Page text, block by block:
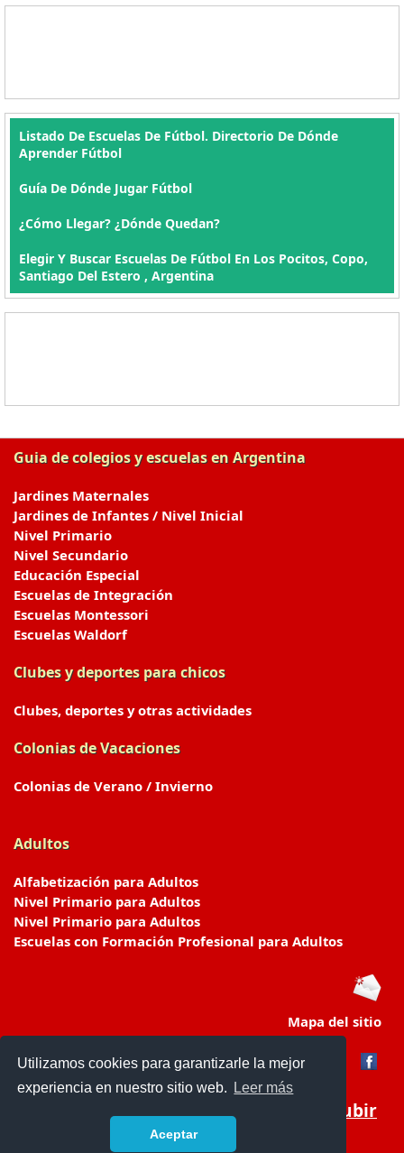
Utilizamos cookies para garantizarle la mejor
experiencia en nuestro sitio web.
Leer más
Aceptar
Listado De Escuelas De Fútbol. Directorio De Dónde
Aprender Fútbol
Guía De Dónde Jugar Fútbol
¿Cómo Llegar? ¿Dónde Quedan?
Elegir Y Buscar Escuelas De Fútbol En Los Pocitos, Copo,
Santiago Del Estero , Argentina
Guia de colegios y escuelas en Argentina
Jardines Maternales
Jardines de Infantes / Nivel Inicial
Nivel Primario
Nivel Secundario
Educación Especial
Escuelas de Integración
Escuelas Montessori
Escuelas Waldorf
Clubes y deportes para chicos
Clubes, deportes y otras actividades
Colonias de Vacaciones
Colonias de Verano / Invierno
Adultos
Alfabetización para Adultos
Nivel Primario para Adultos
Nivel Primario para Adultos
Escuelas con Formación Profesional para Adultos
Mapa del sitio
Subir